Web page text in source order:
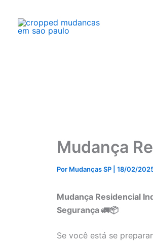
Mudança
Por Mudanças SP 18/02/
Mudança Residencial
Segurança 🚛📦
Se você está se